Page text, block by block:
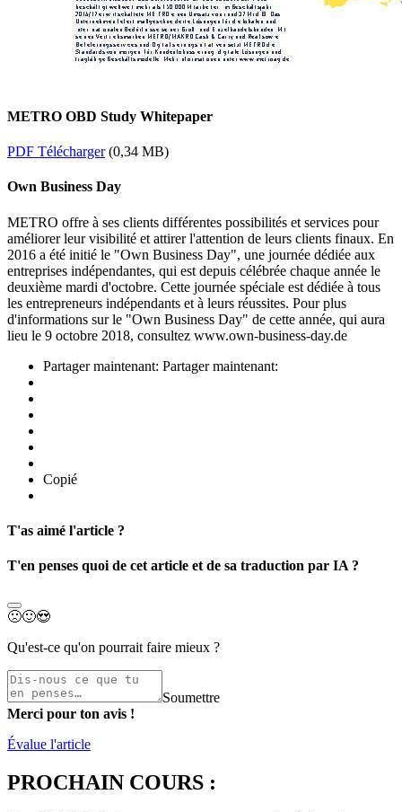
METRO OBD Study Whitepaper
PDF Télécharger (0,34 MB)
Own Business Day
METRO offre à ses clients différentes possibilités et services pour
améliorer leur visibilité et attirer l'attention de leurs clients finaux. En
2016 a été initié le "Own Business Day", une journée dédiée aux
entreprises indépendantes, qui est depuis célébrée chaque année le
deuxième mardi d'octobre. Cette journée spéciale est dédiée à tous
les entrepreneurs indépendants et à leurs réussites. Pour plus
d'informations sur le "Own Business Day" de cette année, qui aura
lieu le 9 octobre 2018, consultez www.own-business-day.de
Partager maintenant: Partager maintenant:
Copié
T'as aimé l'article ?
T'en penses quoi de cet article et de sa traduction par IA ?
🙁🙂😍
Qu'est-ce qu'on pourrait faire mieux ?
Soumettre
Merci pour ton avis !
Évalue l'article
PROCHAIN COURS :